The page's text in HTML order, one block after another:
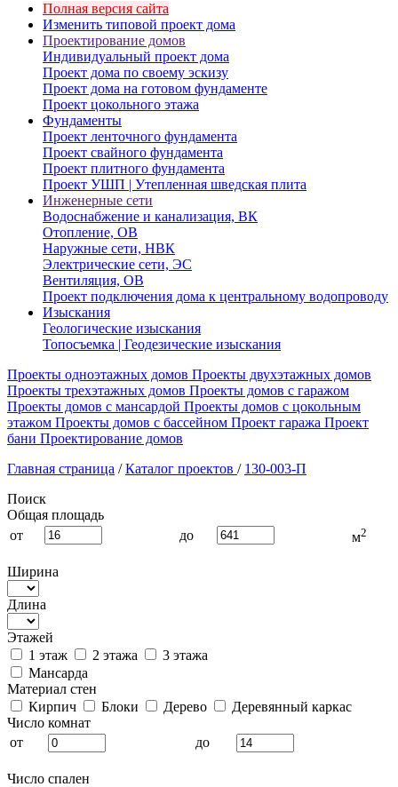
Полная версия сайта
Изменить типовой проект дома
Проектирование домов
Индивидуальный проект дома
Проект дома по своему эскизу
Проект дома на готовом фундаменте
Проект цокольного этажа
Фундаменты
Проект ленточного фундамента
Проект свайного фундамента
Проект плитного фундамента
Проект УШП | Утепленная шведская плита
Инженерные сети
Водоснабжение и канализация, ВК
Отопление, ОВ
Наружные сети, НВК
Электрические сети, ЭС
Вентиляция, ОВ
Проект подключения дома к центральному водопроводу
Изыскания
Геологические изыскания
Топосъемка | Геодезические изыскания
Проекты одноэтажных домов Проекты двухэтажных домов
Проекты трехэтажных домов Проекты домов с гаражом
Проекты домов с мансардой Проекты домов с цокольным
этажом Проекты домов с бассейном Проект гаража Проект
бани Проектирование домов
Главная страница / Каталог проектов / 130-003-П
Поиск
Общая площадь
от
до м2
Ширина
Длина
Этажей
1 этаж
2 этажа
3 этажа
Мансарда
Материал стен
Кирпич
Блоки Дерево
Деревянный каркас
Число комнат
от
до
Число спален